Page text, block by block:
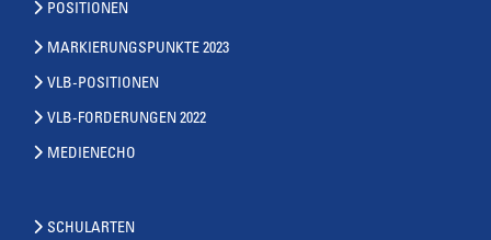
POSITIONEN
MARKIERUNGSPUNKTE 2023
VLB-POSITIONEN
VLB-FORDERUNGEN 2022
MEDIENECHO
SCHULARTEN